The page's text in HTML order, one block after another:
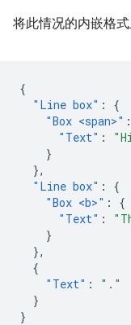
将此情况的内嵌格
{
"Line box" :
{
"Box <span>" :
"Text" :
}
},
"Line box" :
{
"Box <b>" :
{
"Text" :
}
},
{
"Text" :
"."
}
}